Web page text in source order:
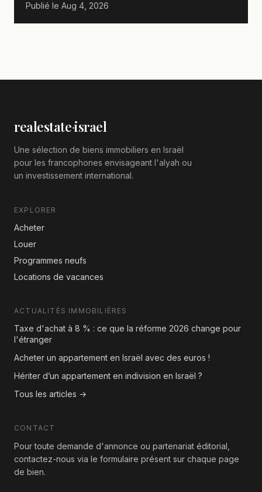
Publié le Aug 4, 2026
realestate·israel
Une sélection de biens immobiliers en Israël
pour les francophones envisageant l'alyah ou
un investissement international.
EXPLORER
Acheter
Louer
Programmes neufs
Locations de vacances
ACTUALITÉS IMMOBILIÈRES
Taxe d'achat à 8 % : ce que la réforme 2026 change pour
l'étranger
Acheter un appartement en Israël avec des euros !
Hériter d’un appartement en indivision en Israël ?
Tous les articles →
CONTACT
Pour toute demande d'annonce ou partenariat éditorial,
contactez-nous via le formulaire présent sur chaque page
de bien.